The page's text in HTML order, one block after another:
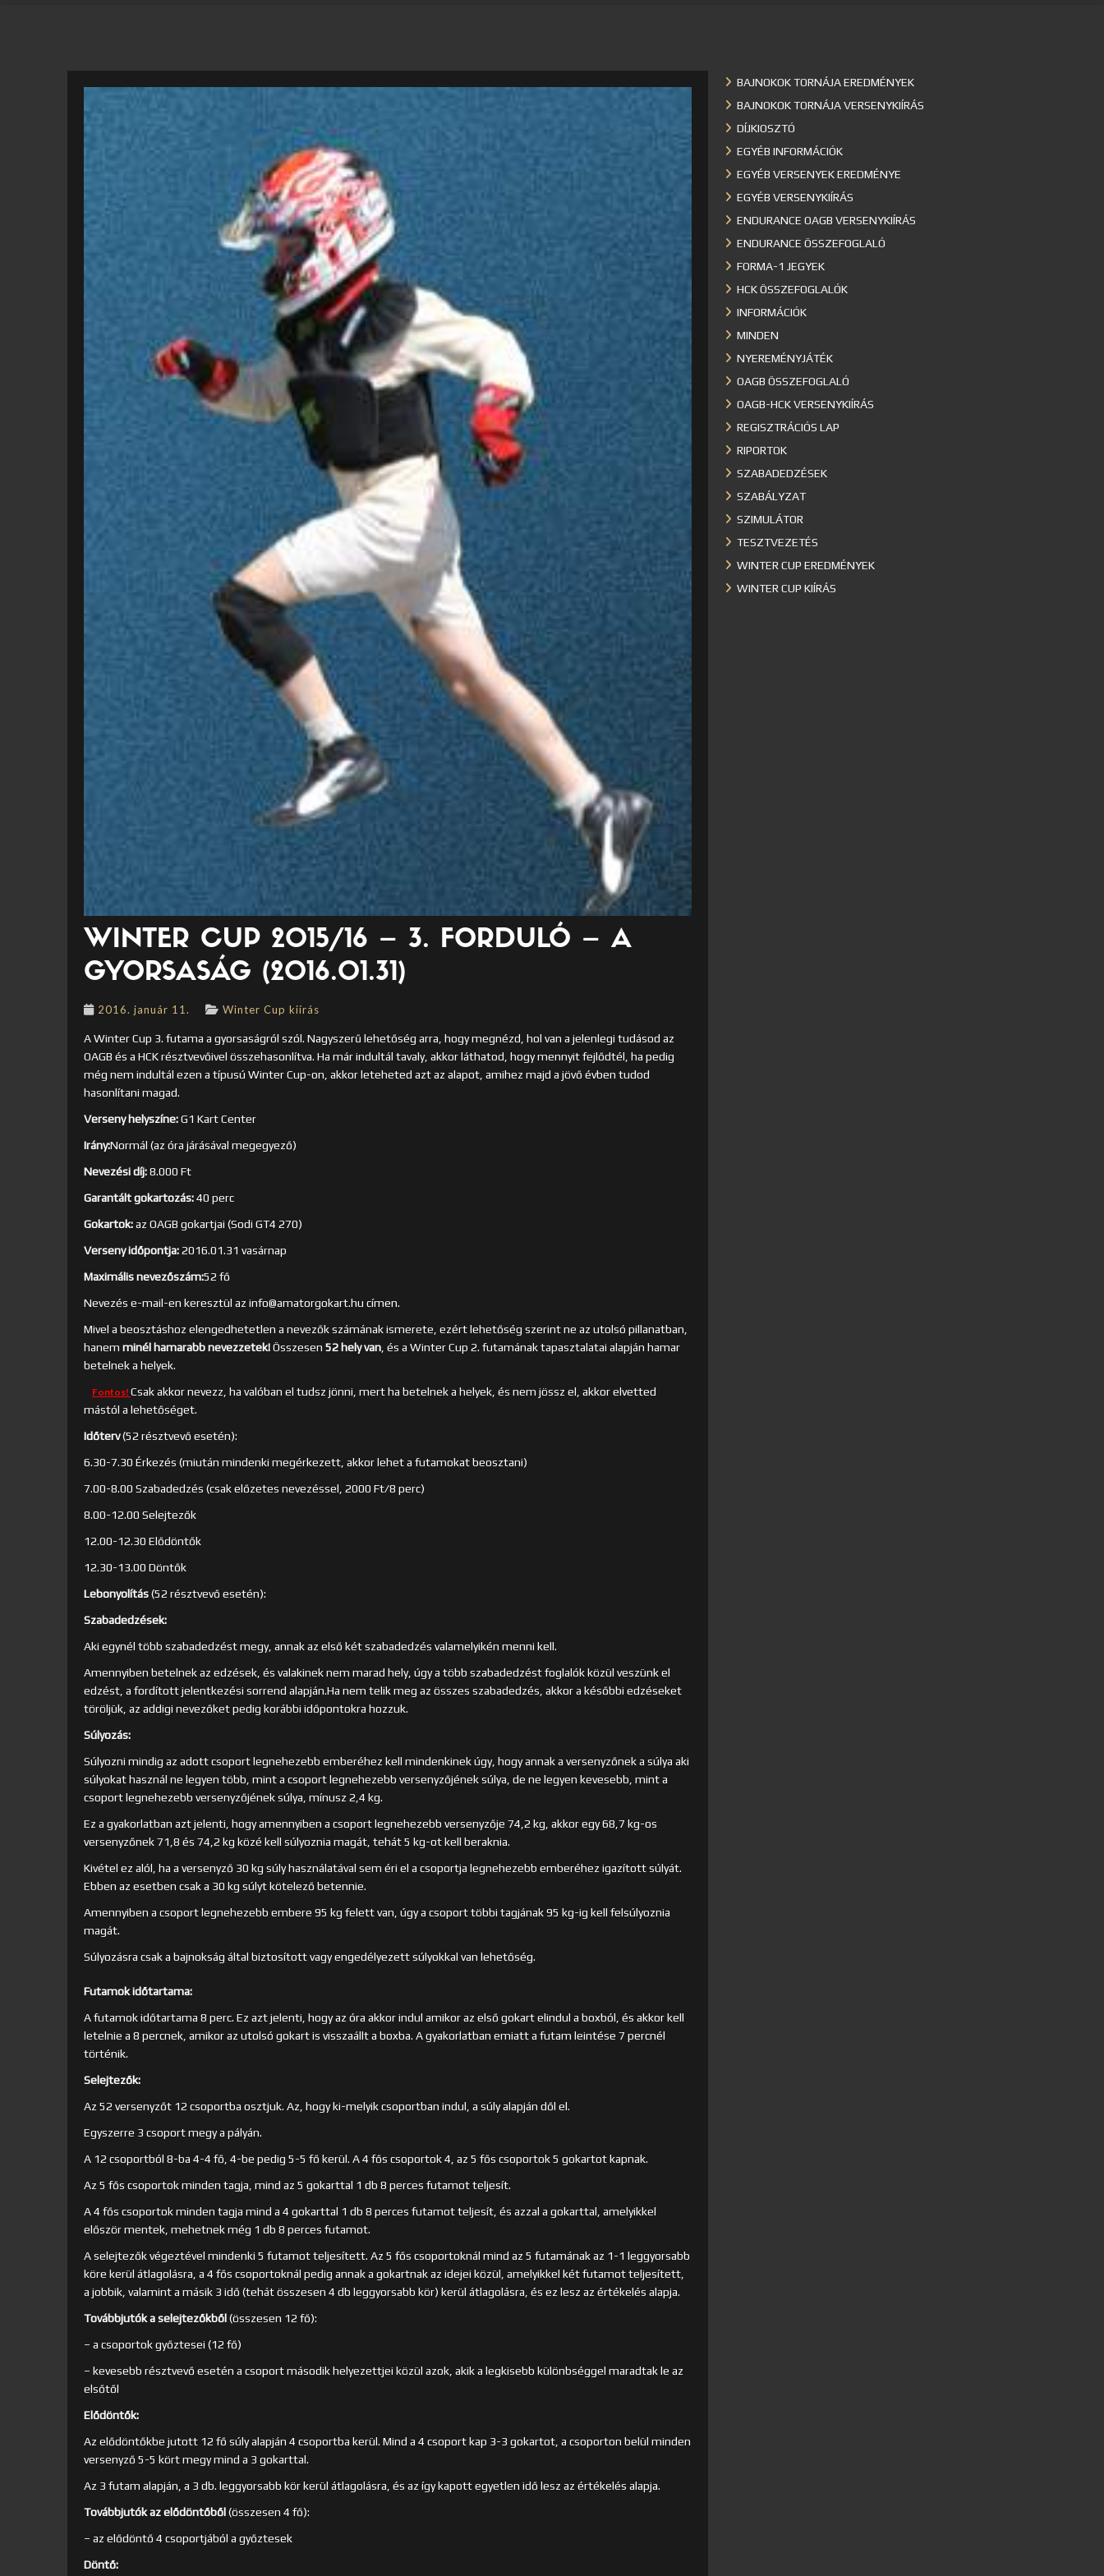
WINTER CUP 2015/16 – 3. FORDULÓ – A
GYORSASÁG (2016.01.31)
2016. január 11. Winter Cup kiírás
A Winter Cup 3. futama a gyorsaságról szól. Nagyszerű lehetőség arra, hogy megnézd, hol van a jelenlegi tudásod az
OAGB és a HCK résztvevőivel összehasonlítva. Ha már indultál tavaly, akkor láthatod, hogy mennyit fejlődtél, ha pedig
még nem indultál ezen a típusú Winter Cup-on, akkor leteheted azt az alapot, amihez majd a jövő évben tudod
hasonlítani magad.
Verseny helyszíne:G1 Kart Center
Irány:Normál (az óra járásával megegyező)
Nevezési díj:8.000 Ft
Garantált gokartozás:40 perc
Gokartok:az OAGB gokartjai (Sodi GT4 270)
Verseny időpontja:2016.01.31 vasárnap
Maximális nevezőszám:52 fő
Nevezés e-mail-en keresztül az info@amatorgokart.hu címen.
Mivel a beosztáshoz elengedhetetlen a nevezők számának ismerete, ezért lehetőség szerint ne az utolsó pillanatban,
hanem minél hamarabb nevezzetek!Összesen 52 hely van , és a Winter Cup 2. futamának tapasztalatai alapján hamar
betelnek a helyek.
Fontos! Csak akkor nevezz, ha valóban el tudsz jönni, mert ha betelnek a helyek, és nem jössz el, akkor elvetted
mástól a lehetőséget.
Időterv(52 résztvevő esetén):
6.30-7.30 Érkezés (miután mindenki megérkezett, akkor lehet a futamokat beosztani)
7.00-8.00 Szabadedzés (csak előzetes nevezéssel, 2000 Ft/8 perc)
8.00-12.00 Selejtezők
12.00-12.30 Elődöntők
12.30-13.00 Döntők
Lebonyolítás(52 résztvevő esetén):
Szabadedzések:
Aki egynél több szabadedzést megy, annak az első két szabadedzés valamelyikén menni kell.
Amennyiben betelnek az edzések, és valakinek nem marad hely, úgy a több szabadedzést foglalók közül veszünk el
edzést, a fordított jelentkezési sorrend alapján.Ha nem telik meg az összes szabadedzés, akkor a későbbi edzéseket
töröljük, az addigi nevezőket pedig korábbi időpontokra hozzuk.
Súlyozás:
Súlyozni mindig az adott csoport legnehezebb emberéhez kell mindenkinek úgy, hogy annak a versenyzőnek a súlya aki
súlyokat használ ne legyen több, mint a csoport legnehezebb versenyzőjének súlya, de ne legyen kevesebb, mint a
csoport legnehezebb versenyzőjének súlya, mínusz 2,4 kg.
Ez a gyakorlatban azt jelenti, hogy amennyiben a csoport legnehezebb versenyzője 74,2 kg, akkor egy 68,7 kg-os
versenyzőnek 71,8 és 74,2 kg közé kell súlyoznia magát, tehát 5 kg-ot kell beraknia.
Kivétel ez alól, ha a versenyző 30 kg súly használatával sem éri el a csoportja legnehezebb emberéhez igazított súlyát.
Ebben az esetben csak a 30 kg súlyt kötelező betennie.
Amennyiben a csoport legnehezebb embere 95 kg felett van, úgy a csoport többi tagjának 95 kg-ig kell felsúlyoznia
magát.
Súlyozásra csak a bajnokság által biztosított vagy engedélyezett súlyokkal van lehetőség.
Futamok időtartama:
A futamok időtartama 8 perc. Ez azt jelenti, hogy az óra akkor indul amikor az első gokart elindul a boxból, és akkor kell
letelnie a 8 percnek, amikor az utolsó gokart is visszaállt a boxba. A gyakorlatban emiatt a futam leintése 7 percnél
történik.
Selejtezők:
Az 52 versenyzőt 12 csoportba osztjuk. Az, hogy ki-melyik csoportban indul, a súly alapján dől el.
Egyszerre 3 csoport megy a pályán.
A 12 csoportból 8-ba 4-4 fő, 4-be pedig 5-5 fő kerül. A 4 fős csoportok 4, az 5 fős csoportok 5 gokartot kapnak.
Az 5 fős csoportok minden tagja, mind az 5 gokarttal 1 db 8 perces futamot teljesít.
A 4 fős csoportok minden tagja mind a 4 gokarttal 1 db 8 perces futamot teljesít, és azzal a gokarttal, amelyikkel
először mentek, mehetnek még 1 db 8 perces futamot.
A selejtezők végeztével mindenki 5 futamot teljesített. Az 5 fős csoportoknál mind az 5 futamának az 1-1 leggyorsabb
köre kerül átlagolásra, a 4 fős csoportoknál pedig annak a gokartnak az idejei közül, amelyikkel két futamot teljesített,
a jobbik, valamint a másik 3 idő (tehát összesen 4 db leggyorsabb kör) kerül átlagolásra, és ez lesz az értékelés alapja.
Továbbjutók a selejtezőkből(összesen 12 fő):
– a csoportok győztesei (12 fő)
– kevesebb résztvevő esetén a csoport második helyezettjei közül azok, akik a legkisebb különbséggel maradtak le az
elsőtől
Elődöntők:
Az elődöntőkbe jutott 12 fő súly alapján 4 csoportba kerül. Mind a 4 csoport kap 3-3 gokartot, a csoporton belül minden
versenyző 5-5 kört megy mind a 3 gokarttal.
Az 3 futam alapján, a 3 db. leggyorsabb kör kerül átlagolásra, és az így kapott egyetlen idő lesz az értékelés alapja.
Továbbjutók az elődöntőből(összesen 4 fő):
– az elődöntő 4 csoportjából a győztesek
Döntő:
BAJNOKOK TORNÁJA EREDMÉNYEK
BAJNOKOK TORNÁJA VERSENYKIÍRÁS
DÍJKIOSZTÓ
EGYÉB INFORMÁCIÓK
EGYÉB VERSENYEK EREDMÉNYE
EGYÉB VERSENYKIÍRÁS
ENDURANCE OAGB VERSENYKIÍRÁS
ENDURANCE ÖSSZEFOGLALÓ
FORMA-1 JEGYEK
HCK ÖSSZEFOGLALÓK
INFORMÁCIÓK
MINDEN
NYEREMÉNYJÁTÉK
OAGB ÖSSZEFOGLALÓ
OAGB-HCK VERSENYKIÍRÁS
REGISZTRÁCIÓS LAP
RIPORTOK
SZABADEDZÉSEK
SZABÁLYZAT
SZIMULÁTOR
TESZTVEZETÉS
WINTER CUP EREDMÉNYEK
WINTER CUP KIÍRÁS